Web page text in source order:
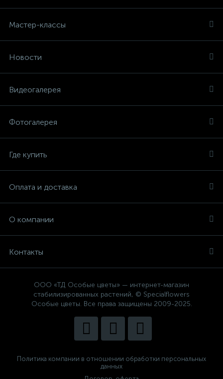
Мастер-классы
Новости
Видеогалерея
Фотогалерея
Где купить
Оплата и доставка
О компании
Контакты
ООО «ТД Особые цветы» — интернет-магазин
стабилизированных растений, © Specialflowers
Особые цветы. Все права защищены 2009-2025.
Политика компании в отношении обработки персональных
данных